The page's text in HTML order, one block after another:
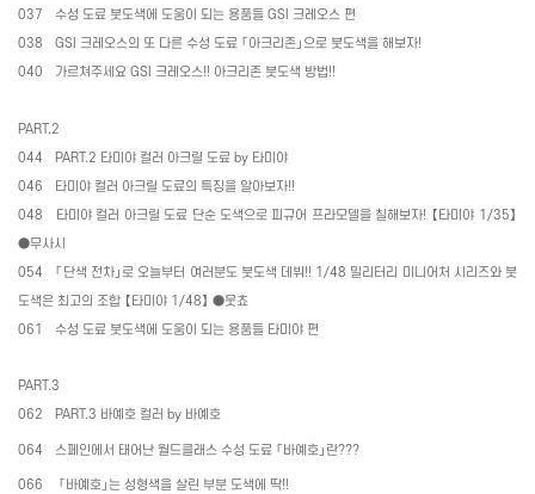
037 수성 도료 붓도색에 도움이 되는 용품들 GSI 크레오스 편
038
GSI 크레오스의 또 다른 수성 도료 「아크리존」으로 붓도색을 해보자!
040 가르쳐주세요 GSI 크레오스!! 아크리존 붓도색 방법!!
PART.2
044
PART.2 타미야 컬러 아크릴 도료 by 타미야
046 타미야 컬러 아크릴 도료의 특징을 알아보자!!
048 타미야 컬러 아크릴 도료 단순 도색으로 피규어 프라모델을 칠해보자! 【타미야 1/35】
●무사시
054 「단색 전차」로 오늘부터 여러분도 붓도색 데뷔 !! 1/48 밀리터리 미니어처 시리즈와 붓
도색은 최고의 조합 【타미야 1/48】 ●뭇쵸
061
수성 도료 붓도색에 도움이 되는 용품들 타미야 편
PART.3
062
PART.3 바예호 컬러 by 바예호
064 스페인에서 태어난 월드클래스 수성 도료 「바예호」란???
066 「바예호」는 성형색을 살린 부분 도색에 딱!!